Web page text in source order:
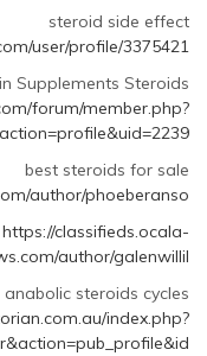
steroid side effect
user/profile/3375421
Supplements Steroids
forum/member.php?
action=profile&uid=2239
best steroids for sale
author/phoeberanso/
https://classifieds.ocala-
author/galenwillil
anabolic steroids cycles
index.php?